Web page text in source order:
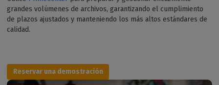
grandes volúmenes de archivos, garantizando el cumplimiento
de plazos ajustados y manteniendo los más altos estándares de
calidad.
Reservar una demostración